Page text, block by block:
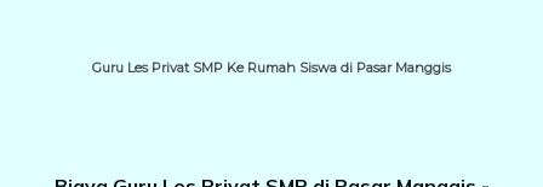
Guru Les Privat SMP Ke Rumah Siswa di Pasar Manggis